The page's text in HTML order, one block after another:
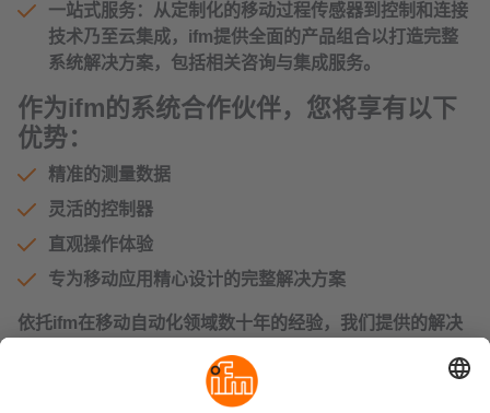
一站式服务：
从定制化的移动过程传感器到控制和连接
技术乃至云集成，ifm提供全面的产品组合以打造完整
系统解决方案，包括相关咨询与集成服务。
作为ifm的系统合作伙伴，您将享有以下
优势：
精准的测量数据
灵活的控制器
直观操作体验
专为移动应用精心设计的完整解决方案
依托ifm在移动自动化领域数十年的经验，我们提供的解决
选择ifm，您将一站式获得创新产品、可靠性以及清晰可见